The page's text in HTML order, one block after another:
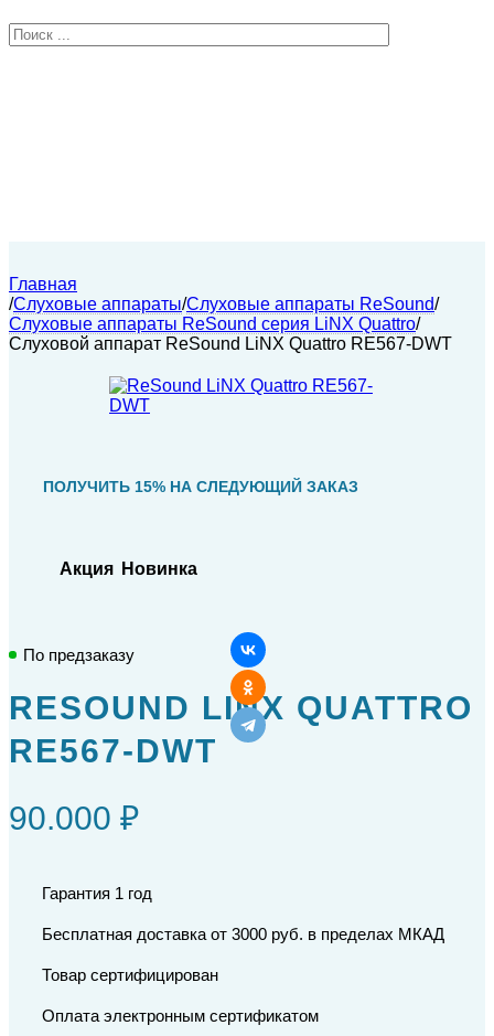
Главная
/Слуховые аппараты/Слуховые аппараты ReSound/
Слуховые аппараты ReSound серия LiNX Quattro/
Слуховой аппарат ReSound LiNX Quattro RE567-DWT
ПОЛУЧИТЬ 15% НА СЛЕДУЮЩИЙ ЗАКАЗ
Акция Новинка
По предзаказу
RESOUND LINX QUATTRO
RE567-DWT
90.000 ₽
Гарантия 1 год
Бесплатная доставка от 3000 руб. в пределах МКАД
Товар сертифицирован
Оплата электронным сертификатом